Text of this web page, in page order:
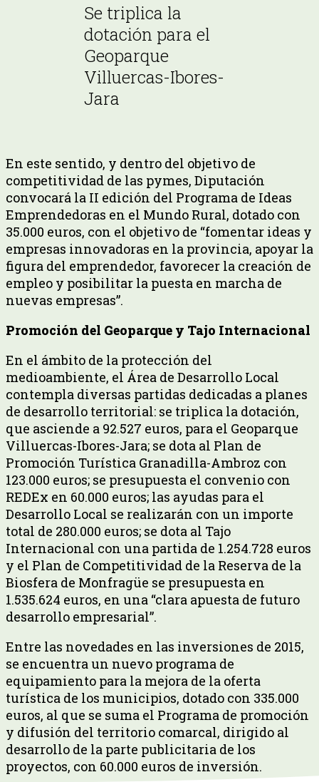
Se triplica la
dotación para el
Geoparque
Villuercas-Ibores-
Jara
En este sentido, y dentro del objetivo de
competitividad de las pymes, Diputación
convocará la II edición del Programa de Ideas
Emprendedoras en el Mundo Rural, dotado con
35.000 euros, con el objetivo de “fomentar ideas y
empresas innovadoras en la provincia, apoyar la
figura del emprendedor, favorecer la creación de
empleo y posibilitar la puesta en marcha de
nuevas empresas”.
Promoción del Geoparque y Tajo Internacional
En el ámbito de la protección del
medioambiente, el Área de Desarrollo Local
contempla diversas partidas dedicadas a planes
de desarrollo territorial: se triplica la dotación,
que asciende a 92.527 euros, para el Geoparque
Villuercas-Ibores-Jara; se dota al Plan de
Promoción Turística Granadilla-Ambroz con
123.000 euros; se presupuesta el convenio con
REDEx en 60.000 euros; las ayudas para el
Desarrollo Local se realizarán con un importe
total de 280.000 euros; se dota al Tajo
Internacional con una partida de 1.254.728 euros
y el Plan de Competitividad de la Reserva de la
Biosfera de Monfragüe se presupuesta en
1.535.624 euros, en una “clara apuesta de futuro
desarrollo empresarial”.
Entre las novedades en las inversiones de 2015,
se encuentra un nuevo programa de
equipamiento para la mejora de la oferta
turística de los municipios, dotado con 335.000
euros, al que se suma el Programa de promoción
y difusión del territorio comarcal, dirigido al
desarrollo de la parte publicitaria de los
proyectos, con 60.000 euros de inversión.